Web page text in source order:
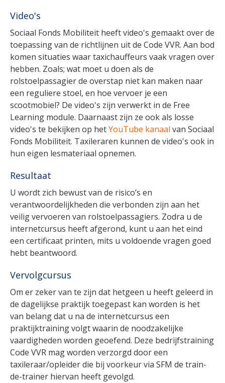
Video's
Sociaal Fonds Mobiliteit heeft video's gemaakt over de
toepassing van de richtlijnen uit de Code VVR. Aan bod
komen situaties waar taxichauffeurs vaak vragen over
hebben. Zoals; wat moet u doen als de
rolstoelpassagier de overstap niet kan maken naar
een reguliere stoel, en hoe vervoer je een
scootmobiel? De video's zijn verwerkt in de Free
Learning module. Daarnaast zijn ze ook als losse
video's te bekijken op hetYouTube kanaal van Sociaal
Fonds Mobiliteit. Taxileraren kunnen de video's ook in
hun eigen lesmateriaal opnemen.
Resultaat
U wordt zich bewust van de risico’s en
verantwoordelijkheden die verbonden zijn aan het
veilig vervoeren van rolstoelpassagiers. Zodra u de
internetcursus heeft afgerond, kunt u aan het eind
een certificaat printen, mits u voldoende vragen goed
hebt beantwoord.
Vervolgcursus
Om er zeker van te zijn dat hetgeen u heeft geleerd in
de dagelijkse praktijk toegepast kan worden is het
van belang dat u na de internetcursus een
praktijktraining volgt waarin de noodzakelijke
vaardigheden worden geoefend. Deze bedrijfstraining
Code VVR mag worden verzorgd door een
taxileraar/opleider die bij voorkeur via SFM de train-
de-trainer hiervan heeft gevolgd.